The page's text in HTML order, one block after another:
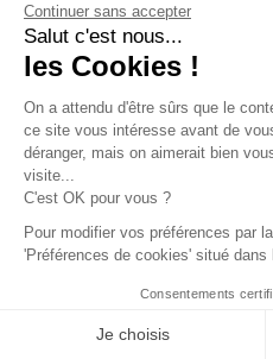
Continuer sans accepter
Salut c'est nous...
les Cookies !
On a attendu d'être sûrs que le
ce site vous intéresse avant de
déranger, mais on aimerait bien
visite...
C'est OK pour vous ?
Pour modifier vos préférences par
'Préférences de cookies' situé dans
Consentements
Je choisis